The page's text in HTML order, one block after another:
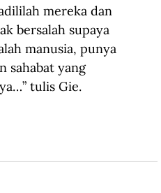
mereka dan
bersalah supaya
manusia, punya
sahabat yang
tulis Gie.